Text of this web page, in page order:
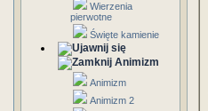
Wierzenia
pierwotne
Święte kamienie
Animizm
Animizm
Animizm 2